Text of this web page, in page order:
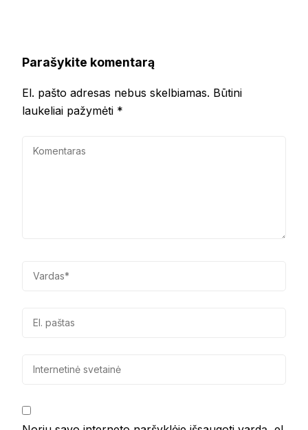
Parašykite komentarą
El. pašto adresas nebus skelbiamas. Būtini
laukeliai pažymėti *